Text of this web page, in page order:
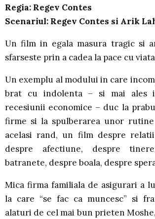
Regia: Regev Contes
Scenariul: Regev Contes si Arik
Un film in egala masura tragic si
sfarseste prin a cadea la pace cu
Un exemplu al modului in care
brat cu indolenta – si mai ales
recesiunii economice – duc la
firme si la spulberarea unor
acelasi rand, un film despre
despre afectiune, despre
batranete, despre boala, despre
Mica firma familiala de asigurari a
la care “se fac ca muncesc” si
alaturi de cel mai bun prieten